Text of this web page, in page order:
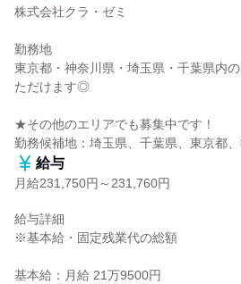
株式会社クラ・ゼミ
勤務地
東京都・神奈川県・埼玉県・千葉県内
ただけます◎
★その他のエリアでも募集中です！
勤務候補地：埼玉県、千葉県、東京都
給与
月給231,750円～231,760円
給与詳細
※基本給・固定残業代の総額
基本給：月給 21万9500円